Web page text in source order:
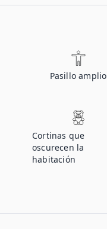
Pasillo amplio
Cortinas que
oscurecen la
habitación